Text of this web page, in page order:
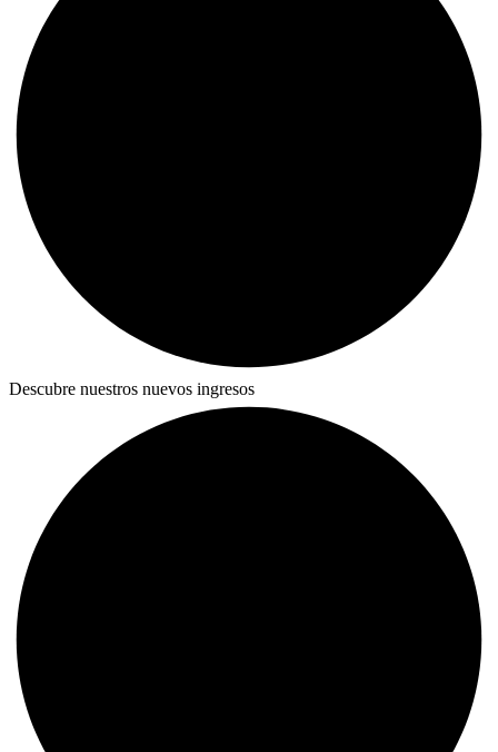
Descubre nuestros nuevos ingresos